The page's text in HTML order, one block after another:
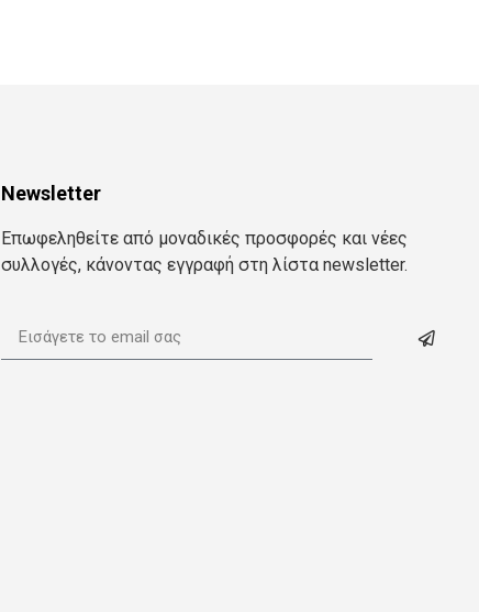
Newsletter
Επωφεληθείτε από μοναδικές προσφορές και νέες
συλλογές, κάνοντας εγγραφή στη λίστα newsletter.